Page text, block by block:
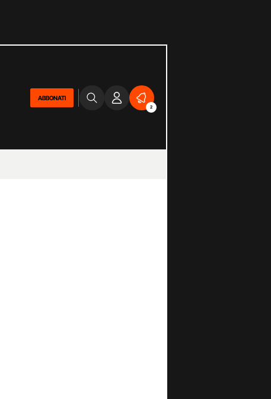
ABBONATI
2